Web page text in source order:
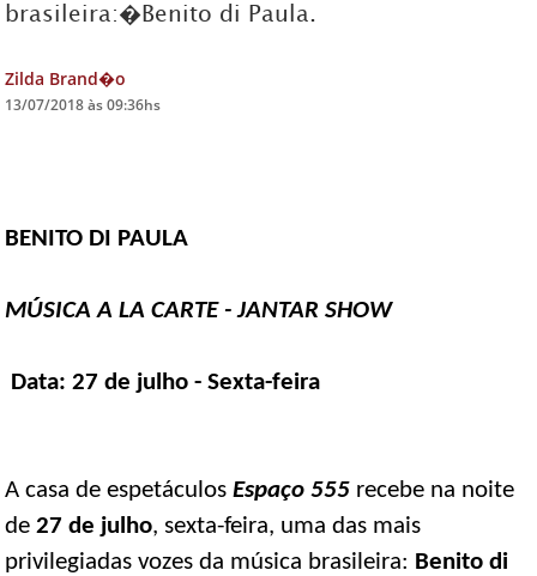
DICAS DE VIAGEM
brasileira:�Benito di Paula.
Zilda Brand�o
13/07/2018 às 09:36hs
BENITO DI PAULA
MÚSICA A LA CARTE - JANTAR SHOW
Data: 27 de julho - Sexta-feira
A casa de espetáculosEspaço 555 recebe na noite
de27 de julho, sexta-feira, uma das mais
privilegiadas vozes da música brasileira: Benito di